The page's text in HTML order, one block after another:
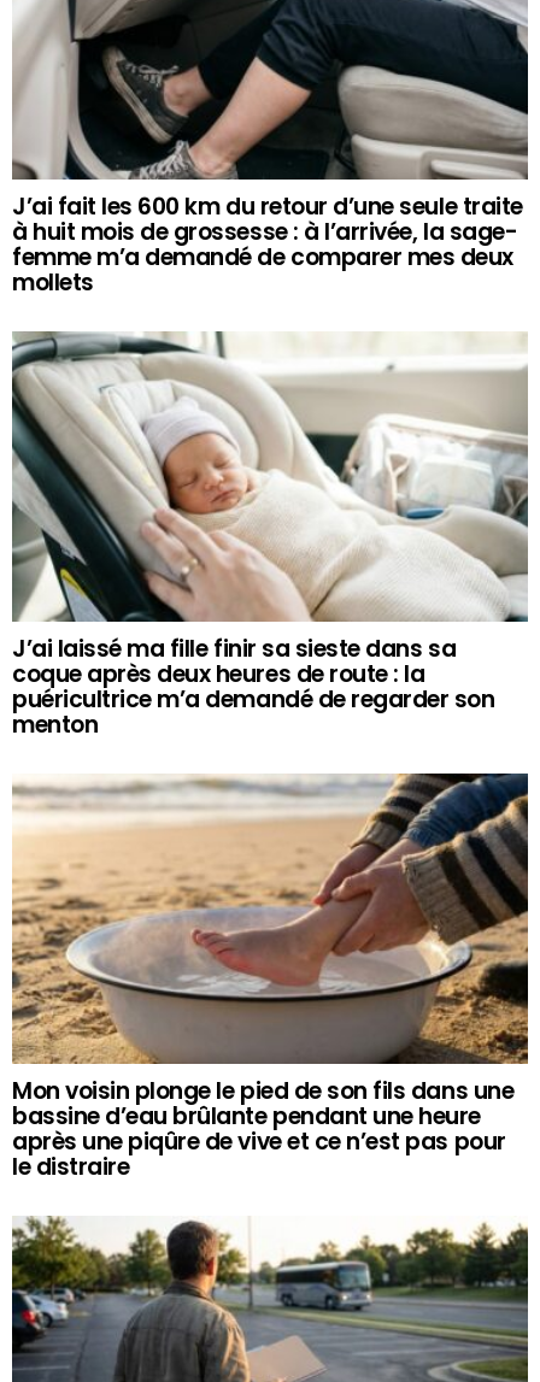
J’ai fait les 600 km du retour d’une seule traite
à huit mois de grossesse : à l’arrivée, la sage-
femme m’a demandé de comparer mes deux
mollets
J’ai laissé ma fille finir sa sieste dans sa
coque après deux heures de route : la
puéricultrice m’a demandé de regarder son
menton
Mon voisin plonge le pied de son fils dans une
bassine d’eau brûlante pendant une heure
après une piqûre de vive et ce n’est pas pour
le distraire